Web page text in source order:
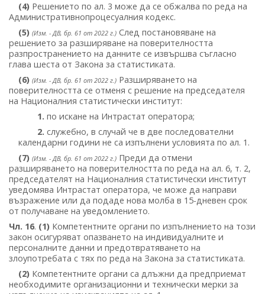
(4) Решението по ал. 3 може да се обжалва по реда на
Административнопроцесуалния кодекс.
(5) (Изм. - ДВ, бр. 61 от 2022 г.) След постановяване на
решението за разширяване на поверителността
разпространението на данните се извършва съгласно
глава шеста от Закона за статистиката.
(6) (Изм. - ДВ, бр. 61 от 2022 г.) Разширяването на
поверителността се отменя с решение на председателя
на Националния статистически институт:
1. по искане на Интрастат оператора;
2. служебно, в случай че в две последователни
календарни години не са изпълнени условията по ал. 1.
(7) (Изм. - ДВ, бр. 61 от 2022 г.) Преди да отмени
разширяването на поверителността по реда на ал. 6, т. 2,
председателят на Националния статистически институт
уведомява Интрастат оператора, че може да направи
възражение или да подаде нова молба в 15-дневен срок
от получаване на уведомлението.
Чл. 16. (1) Компетентните органи по изпълнението на този
закон осигуряват опазването на индивидуалните и
персоналните данни и предотвратяването на
злоупотребата с тях по реда на Закона за статистиката.
(2) Компетентните органи са длъжни да предприемат
необходимите организационни и технически мерки за